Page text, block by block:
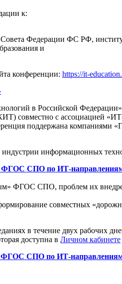
к:
Федерации ФС РФ,
и
конференции: https://it-
в Российской
с ассоциацией
поддержана компаниями
информационных
СПО по ИТ-направлениям
ФГОС СПО, проблем их
совместных
в течение двух рабочих
доступна в Личном кабинете
СПО по ИТ-направлениям